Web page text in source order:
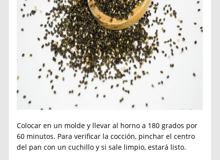
Colocar en un molde y llevar al horno a 180 grados por
60 minutos. Para verificar la cocción, pinchar el centro
del pan con un cuchillo y si sale limpio, estará listo.